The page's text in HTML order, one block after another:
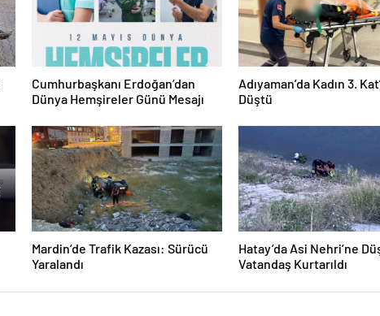
Cumhurbaşkanı Erdoğan’dan
Dünya Hemşireler Günü Mesajı
Adıyaman’da Kadın 3.
Düştü
Mardin’de Trafik Kazası: Sürücü
Yaralandı
Hatay’da Asi Nehri’ne
Vatandaş Kurtarıldı